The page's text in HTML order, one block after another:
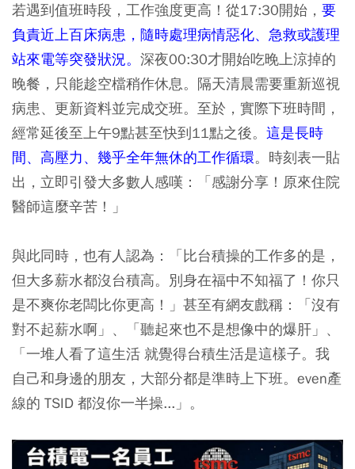
若遇到值班時段，工作強度更高！從17:30開始， 要
負責近上百床病患，隨時處理病情惡化、急救或護理
站來電等突發狀況。 深夜00:30才開始吃晚上涼掉的
晚餐，只能趁空檔稍作休息。隔天清晨需要重新巡視
病患、更新資料並完成交班。至於，實際下班時間，
經常延後至上午9點甚至快到11點之後。 這是長時
間、高壓力、幾乎全年無休的工作循環。時刻表一貼
出，立即引發大多數人感嘆：「感謝分享！原來住院
醫師這麼辛苦！」
與此同時，也有人認為：「比台積操的工作多的是，
但大多薪水都沒台積高。別身在福中不知福了！你只
是不爽你老闆比你更高！」甚至有網友戲稱：「沒有
對不起薪水啊」、「聽起來也不是想像中的爆肝」、
「一堆人看了這生活 就覺得台積生活是這樣子。我
自己和身邊的朋友，大部分都是準時上下班。even產
線的 TSID 都沒你一半操...」。